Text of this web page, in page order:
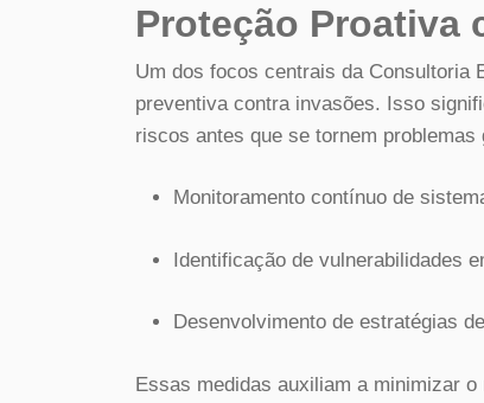
Proteção Proativa
Um dos focos centrais da Consultoria
preventiva contra invasões. Isso
riscos antes que se tornem problemas
Monitoramento contínuo de
Identificação de vulnerabilidades
Desenvolvimento de estratégias
Essas medidas auxiliam a minimizar